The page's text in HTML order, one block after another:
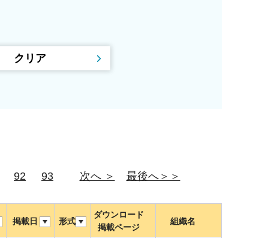
92 93 次へ ＞ 最後へ＞＞
掲載日 形式
ダウンロード
掲載ページ
組織名